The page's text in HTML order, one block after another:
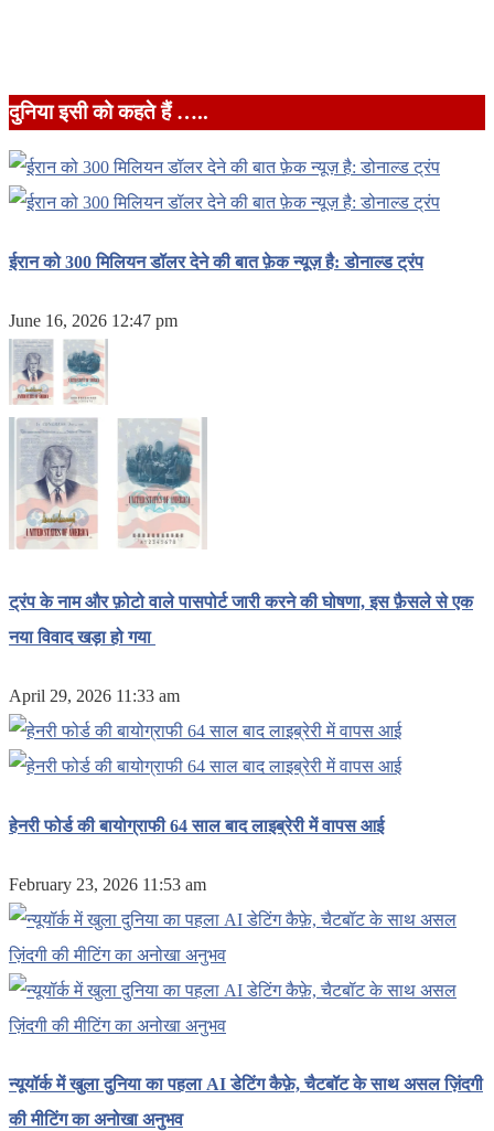
दुनिया इसी को कहते हैं …..
ईरान को 300 मिलियन डॉलर देने की बात फ़ेक न्यूज़ है: डोनाल्ड ट्रंप
June 16, 2026 12:47 pm
ट्रंप के नाम और फ़ोटो वाले पासपोर्ट जारी करने की घोषणा, इस फ़ैसले से एक
नया विवाद खड़ा हो गया
April 29, 2026 11:33 am
हेनरी फोर्ड की बायोग्राफी 64 साल बाद लाइब्रेरी में वापस आई
February 23, 2026 11:53 am
न्यूयॉर्क में खुला दुनिया का पहला AI डेटिंग कैफ़े, चैटबॉट के साथ असल ज़िंदगी
की मीटिंग का अनोखा अनुभव